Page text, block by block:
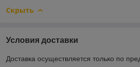
Скрыть
Условия доставки
Доставка осуществляется только по